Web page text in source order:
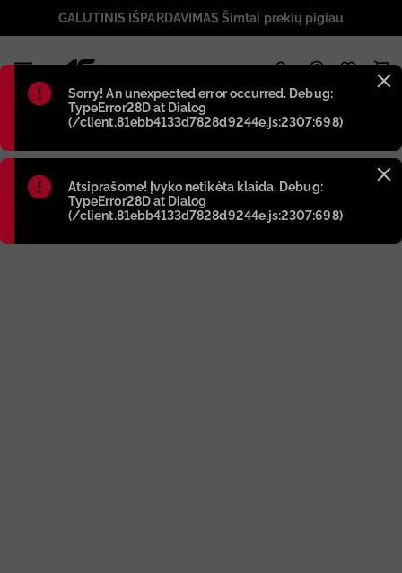
Błąd:
Sorry! An unexpected error occurred. Debug:
TypeError28D at Dialog
(/client.81ebb4133d7828d9244e.js:2307:698)
Błąd:
Atsiprašome! Įvyko netikėta klaida. Debug:
TypeError28D at Dialog
(/client.81ebb4133d7828d9244e.js:2307:698)
GALUTINIS IŠPARDAVIMAS Šimtai prekių pigiau